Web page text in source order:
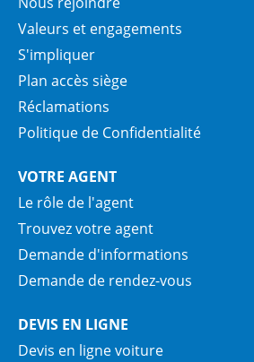
Valeurs et engagements
S'impliquer
Plan accès siège
Réclamations
Politique de Confidentialité
VOTRE AGENT
Le rôle de l'agent
Trouvez votre agent
Demande d'informations
Demande de rendez-vous
DEVIS EN LIGNE
Devis en ligne voiture